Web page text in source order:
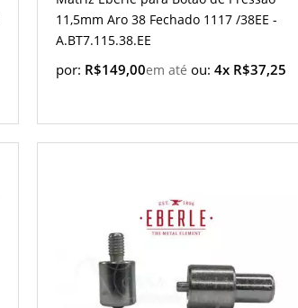
11,5mm Aro 38 Fechado 1117 /38EE -
A.BT7.115.38.EE
por: R$149,00 ou: 4x R$37,25